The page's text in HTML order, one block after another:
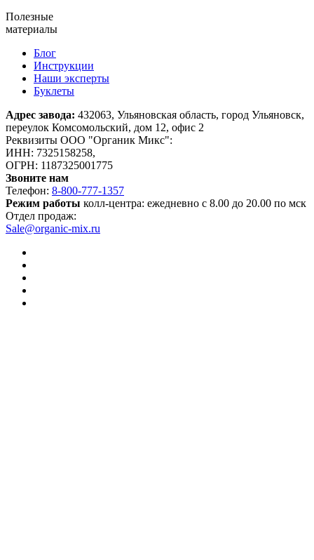
Полезные
материалы
Блог
Инструкции
Наши эксперты
Буклеты
Адрес завода: 432063, Ульяновская область, город Ульяновск,
переулок Комсомольский, дом 12, офис 2
Реквизиты ООО "Органик Микс":
ИНН: 7325158258,
ОГРН: 1187325001775
Звоните нам
Телефон: 8-800-777-1357
Режим работы колл-центра: ежедневно с 8.00 до 20.00 по мск
Отдел продаж:
Sale@organic-mix.ru